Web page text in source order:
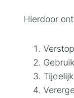
Hierdoor